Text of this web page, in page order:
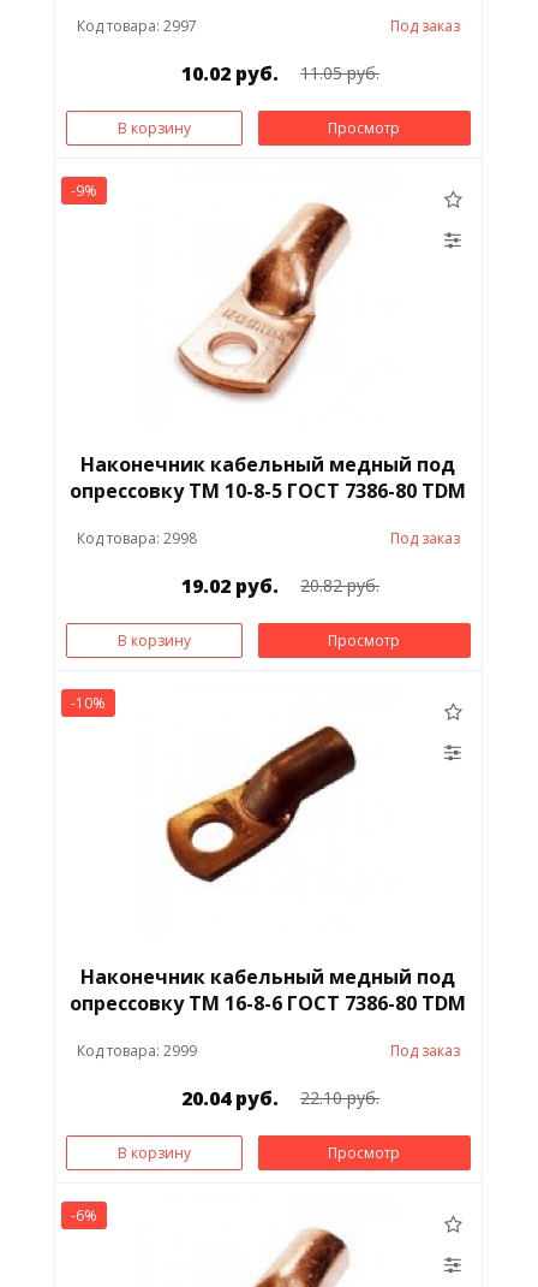
Код товара: 2997 Под заказ
10.02 руб. 11.05 руб.
В корзину Просмотр
-9%
Наконечник кабельный медный под
опрессовку ТМ 10-8-5 ГОСТ 7386-80 TDM
Код товара: 2998 Под заказ
19.02 руб. 20.82 руб.
В корзину Просмотр
-10%
Наконечник кабельный медный под
опрессовку ТМ 16-8-6 ГОСТ 7386-80 TDM
Код товара: 2999 Под заказ
20.04 руб. 22.10 руб.
В корзину Просмотр
-6%